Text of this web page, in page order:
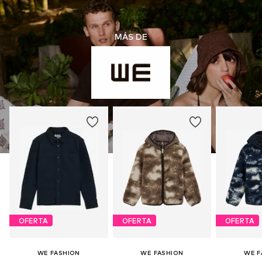
MÁS DE
OFERTA
WE FASHION
OFERTA
WE FASHION
OFERTA
WE